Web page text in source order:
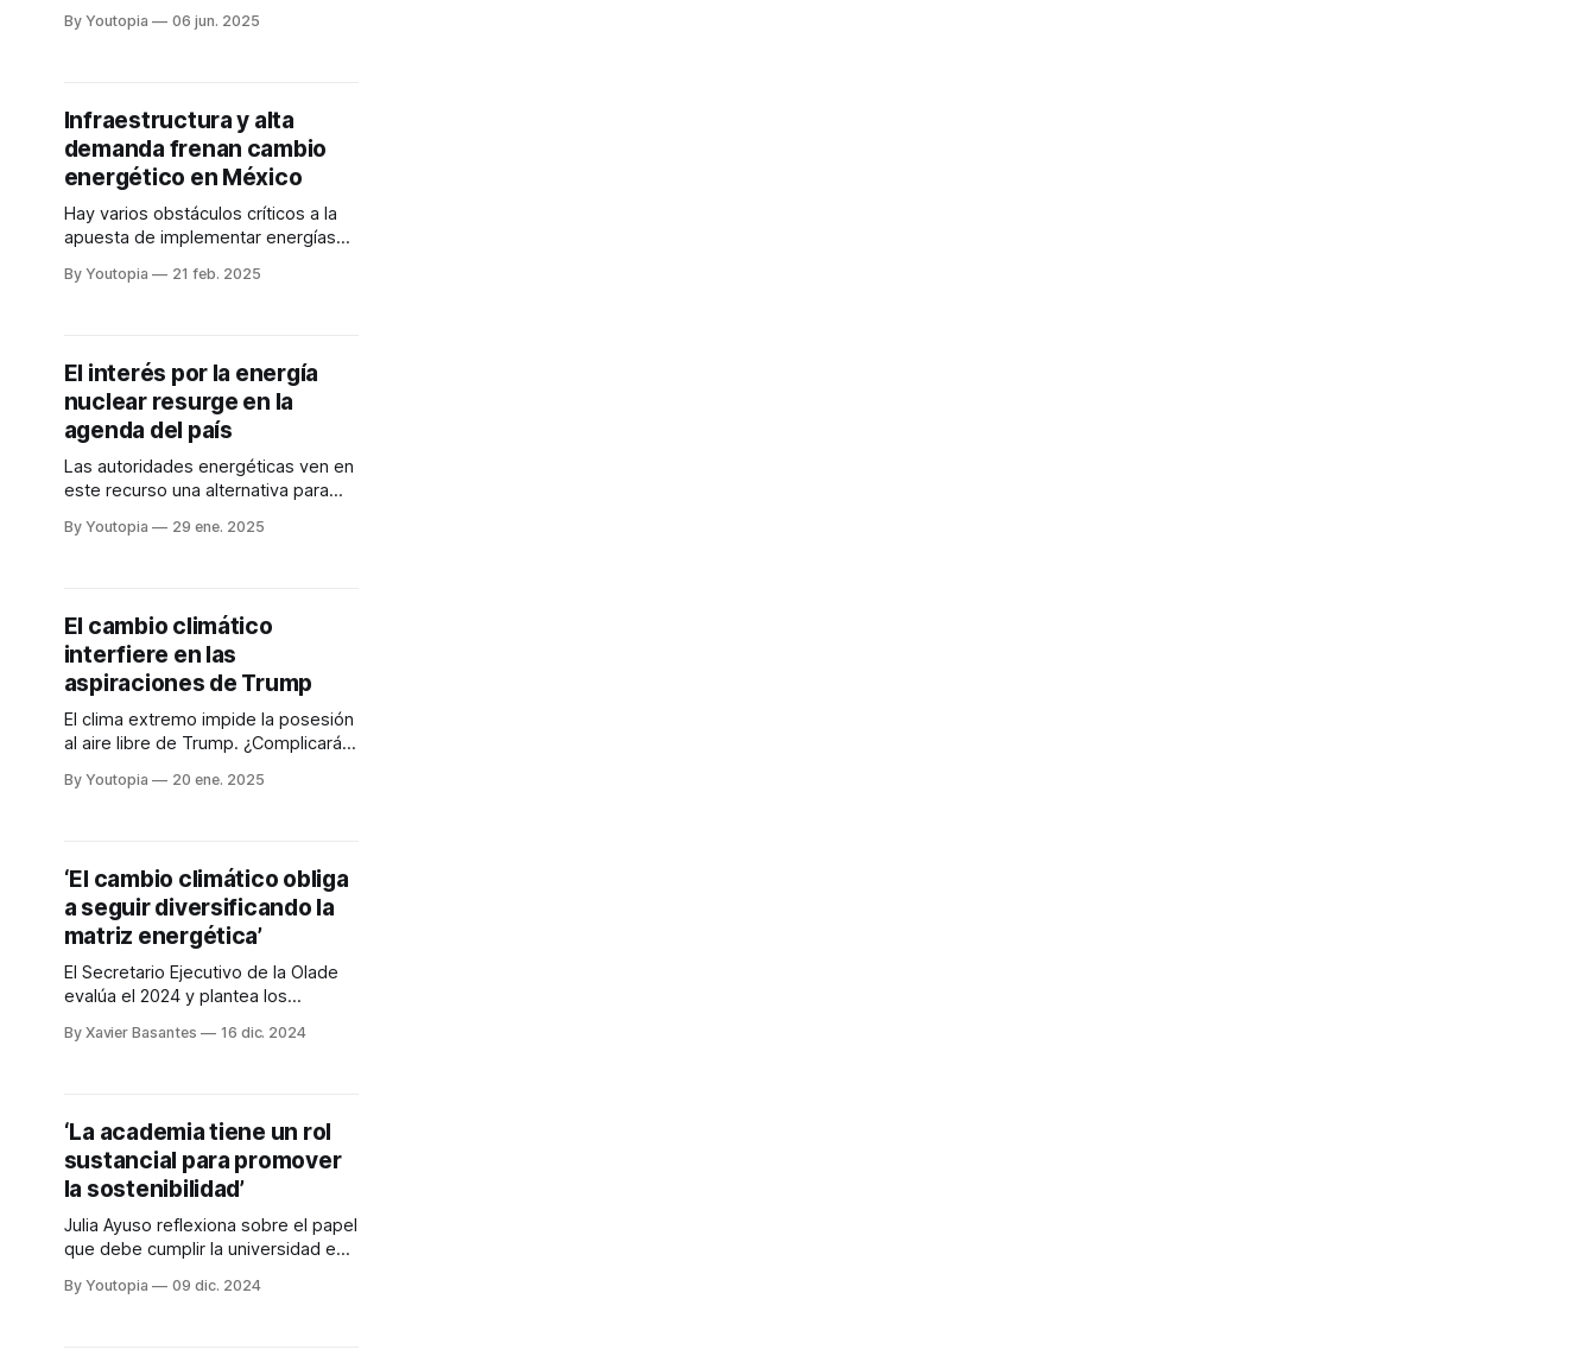
2024 supera en 148% la de años
By Youtopia 06 jun. 2025
Infraestructura y alta
demanda frenan cambio
energético en México
Hay varios obstáculos críticos a la
apuesta de implementar energías
By Youtopia 21 feb. 2025
El interés por la energía
nuclear resurge en la
agenda del país
Las autoridades energéticas ven en
este recurso una alternativa para
Dos candidatos se pronuncian.
By Youtopia 29 ene. 2025
El cambio climático
interfiere en las
aspiraciones de Trump
El clima extremo impide la posesión
al aire libre de Trump. ¿Complicará
By Youtopia 20 ene. 2025
‘El cambio climático obliga
a seguir diversificando la
matriz energética’
El Secretario Ejecutivo de la Olade
evalúa el 2024 y plantea los
By Xavier Basantes 16 dic. 2024
‘La academia tiene un rol
sustancial para promover
la sostenibilidad’
Julia Ayuso reflexiona sobre el papel
que debe cumplir la universidad en
By Youtopia 09 dic. 2024